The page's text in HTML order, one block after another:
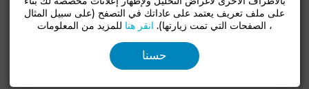
على ملف تعريف يعتمد على عاداتك في التصفح (على سبيل المثال
، الصفحات التي تمت زيارتها). انقر هنا للمزيد من المعلومات
حسنا